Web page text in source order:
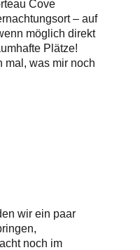
Cove
– auf
möglich direkt
Plätze!
mal, was mir noch
wir ein paar
noch im